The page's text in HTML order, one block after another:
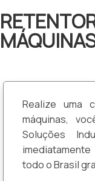
Realize uma
máquinas,
Soluções
todo o Brasil